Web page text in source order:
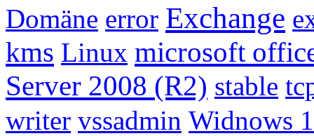
Domäne error Exchange
kms Linux microsoft
Server 2008 (R2) stable
writer vssadmin Widnows